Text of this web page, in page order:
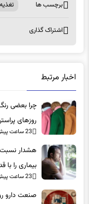
برچسب ها تغذیه
اشتراک گذاری
اخبار مرتبط
چرا بعضی
روزهای
23 ساعت پیش
هشدار نسبت
بیماری را با
23 ساعت پیش
صنعت دارو